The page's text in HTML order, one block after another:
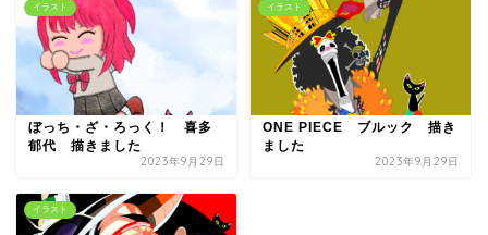
イラスト
ぼっち・ざ・ろっく！ 喜多
郁代 描きました
2023年9月29日
イラスト
ONE PIECE ブルック 描き
ました
2023年9月29日
イラスト